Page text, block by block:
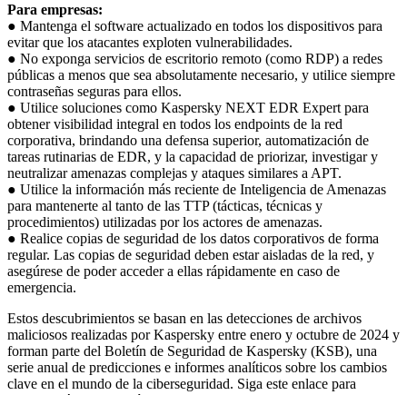
Para empresas:
● Mantenga el software actualizado en todos los dispositivos para
evitar que los atacantes exploten vulnerabilidades.
● No exponga servicios de escritorio remoto (como RDP) a redes
públicas a menos que sea absolutamente necesario, y utilice siempre
contraseñas seguras para ellos.
● Utilice soluciones como Kaspersky NEXT EDR Expert para
obtener visibilidad integral en todos los endpoints de la red
corporativa, brindando una defensa superior, automatización de
tareas rutinarias de EDR, y la capacidad de priorizar, investigar y
neutralizar amenazas complejas y ataques similares a APT.
● Utilice la información más reciente de Inteligencia de Amenazas
para mantenerte al tanto de las TTP (tácticas, técnicas y
procedimientos) utilizadas por los actores de amenazas.
● Realice copias de seguridad de los datos corporativos de forma
regular. Las copias de seguridad deben estar aisladas de la red, y
asegúrese de poder acceder a ellas rápidamente en caso de
emergencia.
Estos descubrimientos se basan en las detecciones de archivos
maliciosos realizadas por Kaspersky entre enero y octubre de 2024 y
forman parte del Boletín de Seguridad de Kaspersky (KSB), una
serie anual de predicciones e informes analíticos sobre los cambios
clave en el mundo de la ciberseguridad. Siga este enlace para